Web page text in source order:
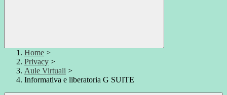
Home >
Privacy >
Aule Virtuali >
Informativa e liberatoria G SUITE